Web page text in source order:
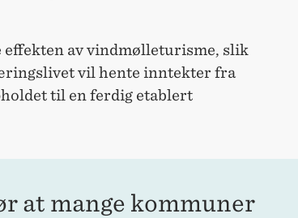
av vindmølleturisme, slik
vil hente inntekter fra
til en ferdig etablert
at mange kommuner